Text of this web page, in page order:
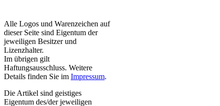
Alle Logos und Warenzeichen auf
dieser Seite sind Eigentum der
jeweiligen Besitzer und
Lizenzhalter.
Im übrigen gilt
Haftungsausschluss. Weitere
Details finden Sie im Impressum.
Die Artikel sind geistiges
Eigentum des/der jeweiligen